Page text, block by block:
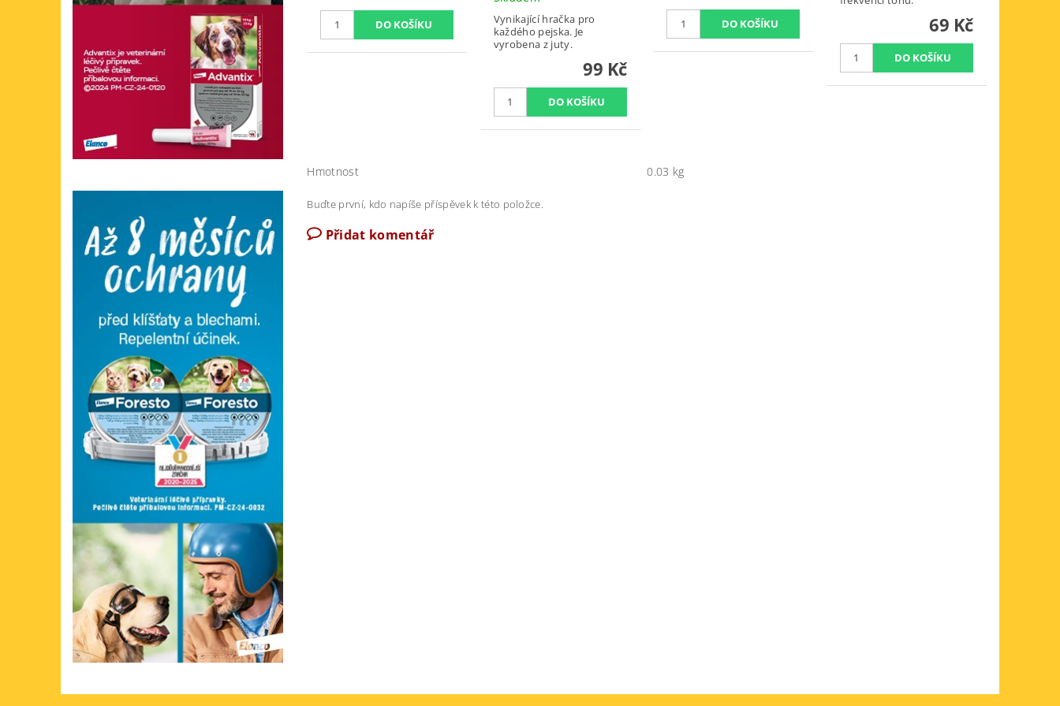
Vynikající hračka pro
každého pejska. Je
vyrobena z juty.
99 Kč
69 Kč
Hmotnost 0.03 kg
Buďte první, kdo napíše příspěvek k této položce.
Přidat komentář